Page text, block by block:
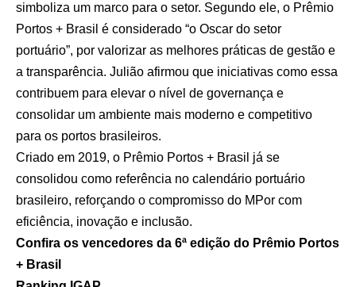
simboliza um marco para o setor. Segundo ele, o Prêmio
Portos + Brasil é considerado “o Oscar do setor
portuário”, por valorizar as melhores práticas de gestão e
a transparência. Julião afirmou que iniciativas como essa
contribuem para elevar o nível de governança e
consolidar um ambiente mais moderno e competitivo
para os portos brasileiros.
Criado em 2019, o Prêmio Portos + Brasil já se
consolidou como referência no calendário portuário
brasileiro, reforçando o compromisso do MPor com
eficiência, inovação e inclusão.
Confira os vencedores da 6ª edição do Prêmio Portos
+ Brasil